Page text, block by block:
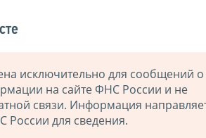
исключительно для сообщений о
на сайте ФНС России и не
связи. Информация
России для сведения.